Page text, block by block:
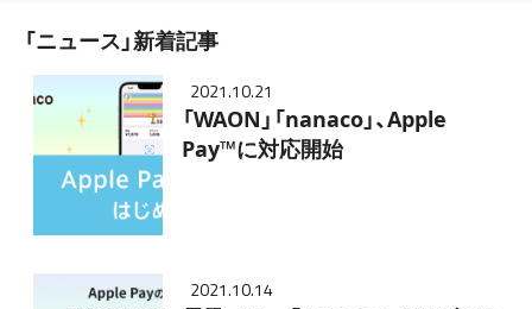
「ニュース」新着記事
2021.10.21
「WAON」「nanaco」、Apple
Pay™に対応開始
2021.10.14